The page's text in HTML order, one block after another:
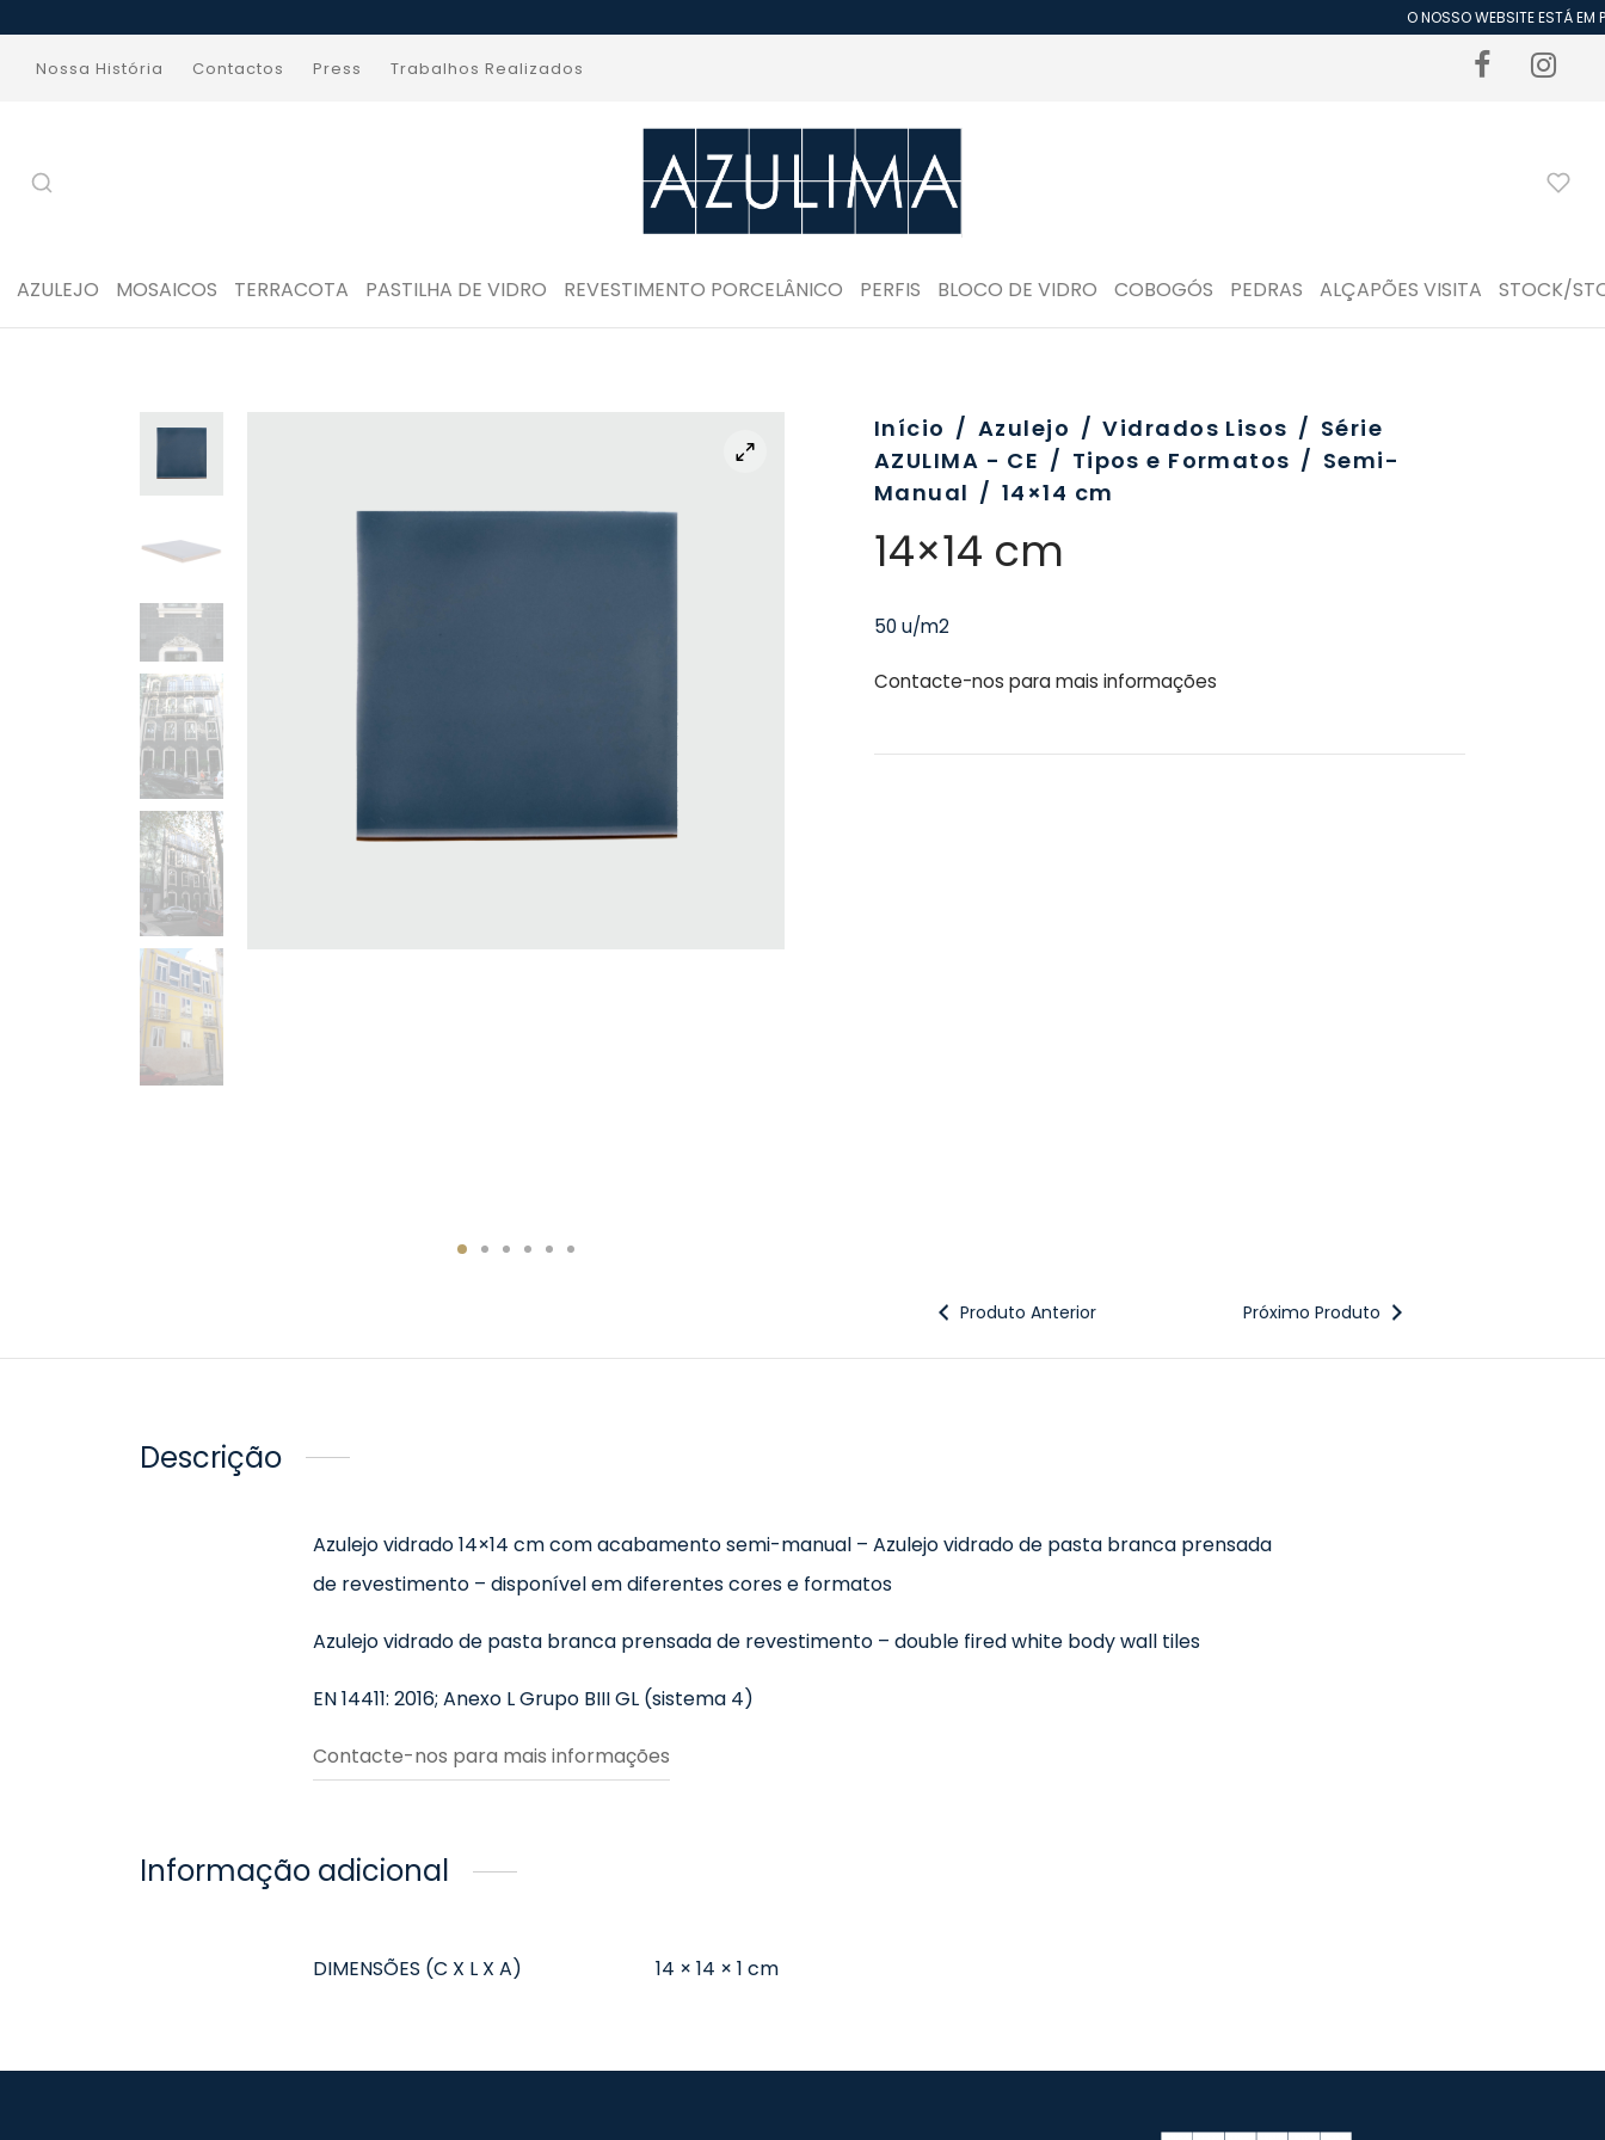
O NOSSO WEBSITE ESTÁ EM
Nossa História Contactos Press Trabalhos Realizados
AZULEJO MOSAICOS TERRACOTA PASTILHA DE VIDRO REVESTIMENTO PORCELÂNICO PERFIS BLOCO DE VIDRO COBOGÓS PEDRAS ALÇAPÕES VISITA STOCK/
Início / Azulejo / Vidrados Lisos / Série
AZULIMA - CE / Tipos e Formatos / Semi-
Manual / 14×14 cm
14×14 cm
50 u/m2
Contacte-nos para mais informações
Produto Anterior Próximo Produto
Descrição
Azulejo vidrado 14×14 cm com acabamento semi-manual – Azulejo vidrado de pasta branca prensada
de revestimento – disponível em diferentes cores e formatos
Azulejo vidrado de pasta branca prensada de revestimento – double fired white body wall tiles
EN 14411: 2016; Anexo L Grupo BIII GL (sistema 4)
Contacte-nos para mais informações
Informação adicional
DIMENSÕES (C X L X A) 14 × 14 × 1 cm